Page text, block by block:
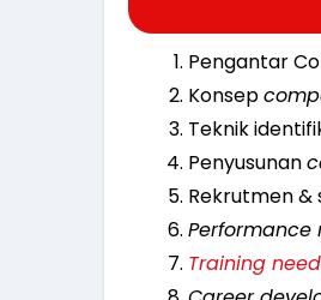
Pengantar
Konsep
Teknik
Penyusunan
Rekrutmen &
Training